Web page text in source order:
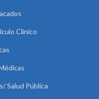
Clínico
Salud Pública